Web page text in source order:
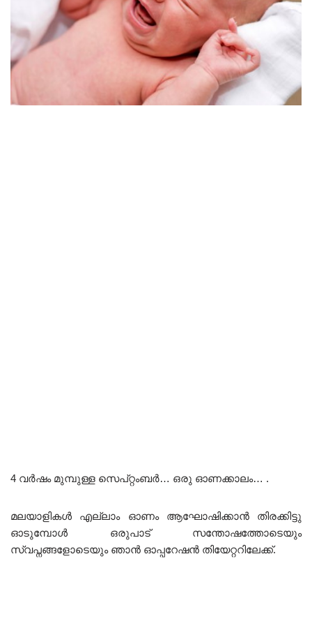
4 വർഷം മുമ്പുള്ള സെപ്റ്റംബർ… ഒരു ഓണക്കാലം… .
മലയാളികൾ എല്ലാം ഓണം ആഘോഷിക്കാൻ തിരക്കിട്ടു
ഓടുമ്പോൾ ഒരുപാട് സന്തോഷത്തോടെയും
സ്വപ്നങ്ങളോടെയും ഞാൻ ഓപ്പറേഷൻ തിയേറ്ററിലേക്ക്.